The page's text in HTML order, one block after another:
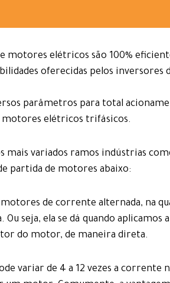
motores elétricos são 100%
oferecidas pelos inversores
parâmetros para total
elétricos trifásicos.
mais variados ramos indústrias
partida de motores abaixo:
de corrente alternada, na
seja, ela se dá quando aplicamos a
do motor, de maneira direta.
variar de 4 a 12 vezes a corrente